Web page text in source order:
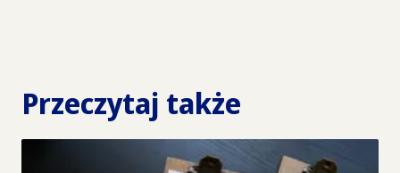
Przeczytaj także